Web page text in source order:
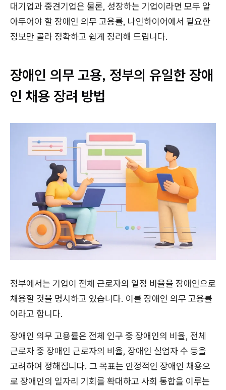
대기업과 중견기업은 물론, 성장하는 기업이라면 모두 알
아두어야 할 장애인 의무 고용률, 나인하이어에서 필요한
정보만 골라 정확하고 쉽게 정리해 드립니다.
장애인 의무 고용, 정부의 유일한 장애
인 채용 장려 방법
정부에서는 기업이 전체 근로자의 일정 비율을 장애인으로
채용할 것을 명시하고 있습니다. 이를 장애인 의무 고용률
이라고 합니다.
장애인 의무 고용률은 전체 인구 중 장애인의 비율, 전체
근로자 중 장애인 근로자의 비율, 장애인 실업자 수 등을
고려하여 정해집니다. 그 목표는 안정적인 장애인 채용으
로 장애인의 일자리 기회를 확대하고 사회 통합을 이루는